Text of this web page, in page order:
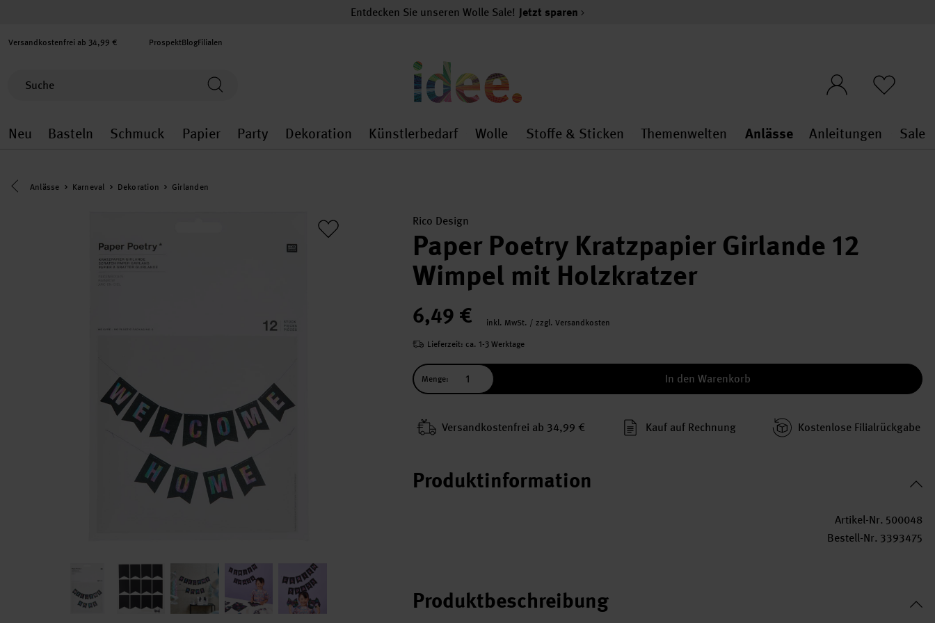
Entdecken Sie unseren Wolle Sale! Jetzt sparen
Versandkostenfrei ab 34,99 € ProspektBlogFilialen
Neu
Neu general.openMenu
Basteln
Basteln general.openMenu
Schmuck
Schmuck general.openMenu
Papier
Papier general.openMenu
Party
Party general.openMenu
Dekoration
Dekoration general.openMenu
Künstlerbedarf
Künstlerbedarf general.openMenu
Wolle
Wolle general.openMenu
Stoffe & Sticken
Stoffe & Sticken general.openMenu
Themenwelten
Themenwelten
Anlässe
Anlässe
Anleitungen Sale
Eine Kategorie zurück navigieren
Anlässe Karneval Dekoration Girlanden
Rico Design
Paper Poetry Kratzpapier Girlande 12
Wimpel mit Holzkratzer
6,49 €
inkl. MwSt. / zzgl. Versandkosten
Lieferzeit: ca. 1-3 Werktage
Menge: In den Warenkorb
Versand­kosten­frei ab 34,99 € Kauf auf Rechnung Kosten­lose Filial­rückgabe
Produktinformation
Artikel-Nr. 500048
Bestell-Nr. 3393475
Produktbeschreibung